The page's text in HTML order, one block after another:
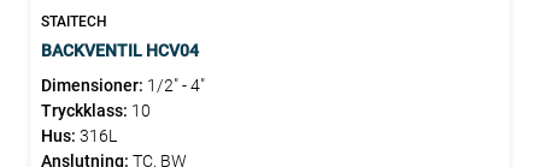
STAITECH
BACKVENTIL HCV04
Dimensioner: 1/2" - 4"
Tryckklass: 10
Hus: 316L
Anslutning: TC, BW